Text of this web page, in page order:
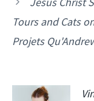
Tours and Cats
Projets